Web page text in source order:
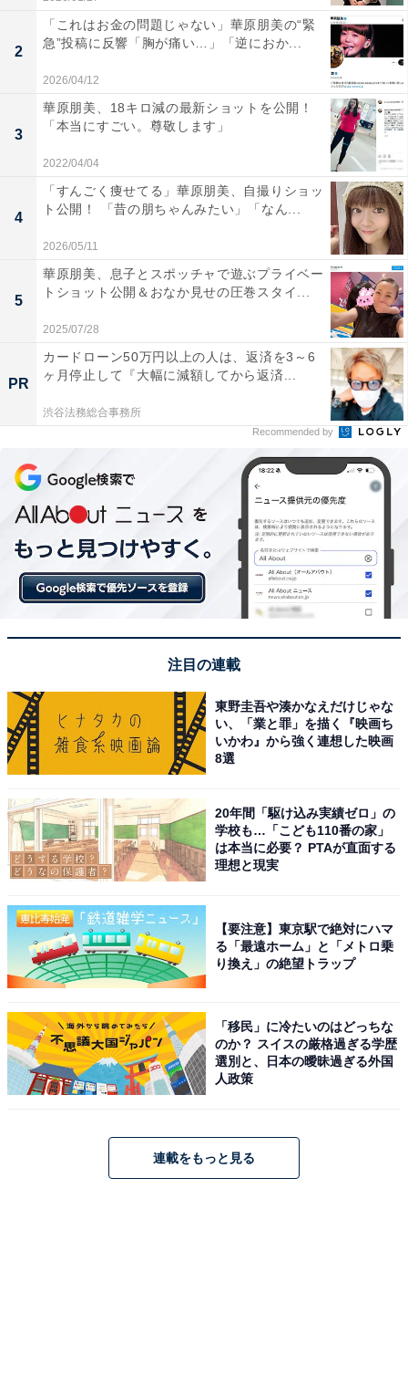
2
「これはお金の問題じゃない」華原朋美の“緊
急”投稿に反響「胸が痛い…」「逆におか...
2026/04/12
3
華原朋美、18キロ減の最新ショットを公開！
「本当にすごい。尊敬します」
2022/04/04
4
「すんごく痩せてる」華原朋美、自撮りショッ
ト公開！ 「昔の朋ちゃんみたい」「なん...
2026/05/11
5
華原朋美、息子とスポッチャで遊ぶプライベー
トショット公開＆おなか見せの圧巻スタイ...
2025/07/28
PR
カードローン50万円以上の人は、返済を3～6
ヶ月停止して『大幅に減額してから返済...
渋谷法務総合事務所
Recommended by
注目の連載
東野圭吾や湊かなえだけじゃな
い、「業と罪」を描く『映画ち
いかわ』から強く連想した映画
8選
20年間「駆け込み実績ゼロ」の
学校も…「こども110番の家」
は本当に必要？ PTAが直面する
理想と現実
【要注意】東京駅で絶対にハマ
る「最遠ホーム」と「メトロ乗
り換え」の絶望トラップ
「移民」に冷たいのはどっちな
のか？ スイスの厳格過ぎる学歴
選別と、日本の曖昧過ぎる外国
人政策
連載をもっと見る